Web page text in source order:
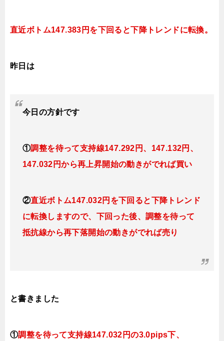
直近ボトム147.383円を下回ると下降トレンドに転換。
昨日は
今日の方針です
①調整を待って支持線147.292円、147.132円、
147.032円から再上昇開始の動きがでれば買い
②直近ボトム147.032円を下回ると下降トレンド
に転換しますので、下回った後、調整を待って
抵抗線から再下落開始の動きがでれば売り
と書きました
①調整を待って支持線147.032円の3.0pips下、